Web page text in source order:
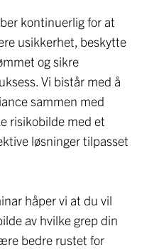
kontinuerlig for at
usikkerhet, beskytte
og sikre
Vi bistår med å
sammen med
risikobilde med et
løsninger tilpasset
håper vi at du vil
av hvilke grep din
bedre rustet for